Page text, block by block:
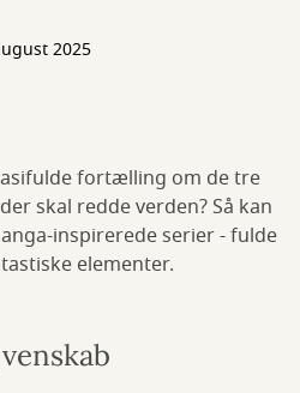
2025
fortælling om de tre
skal redde verden? Så kan
inspirerede serier - fulde
elementer.